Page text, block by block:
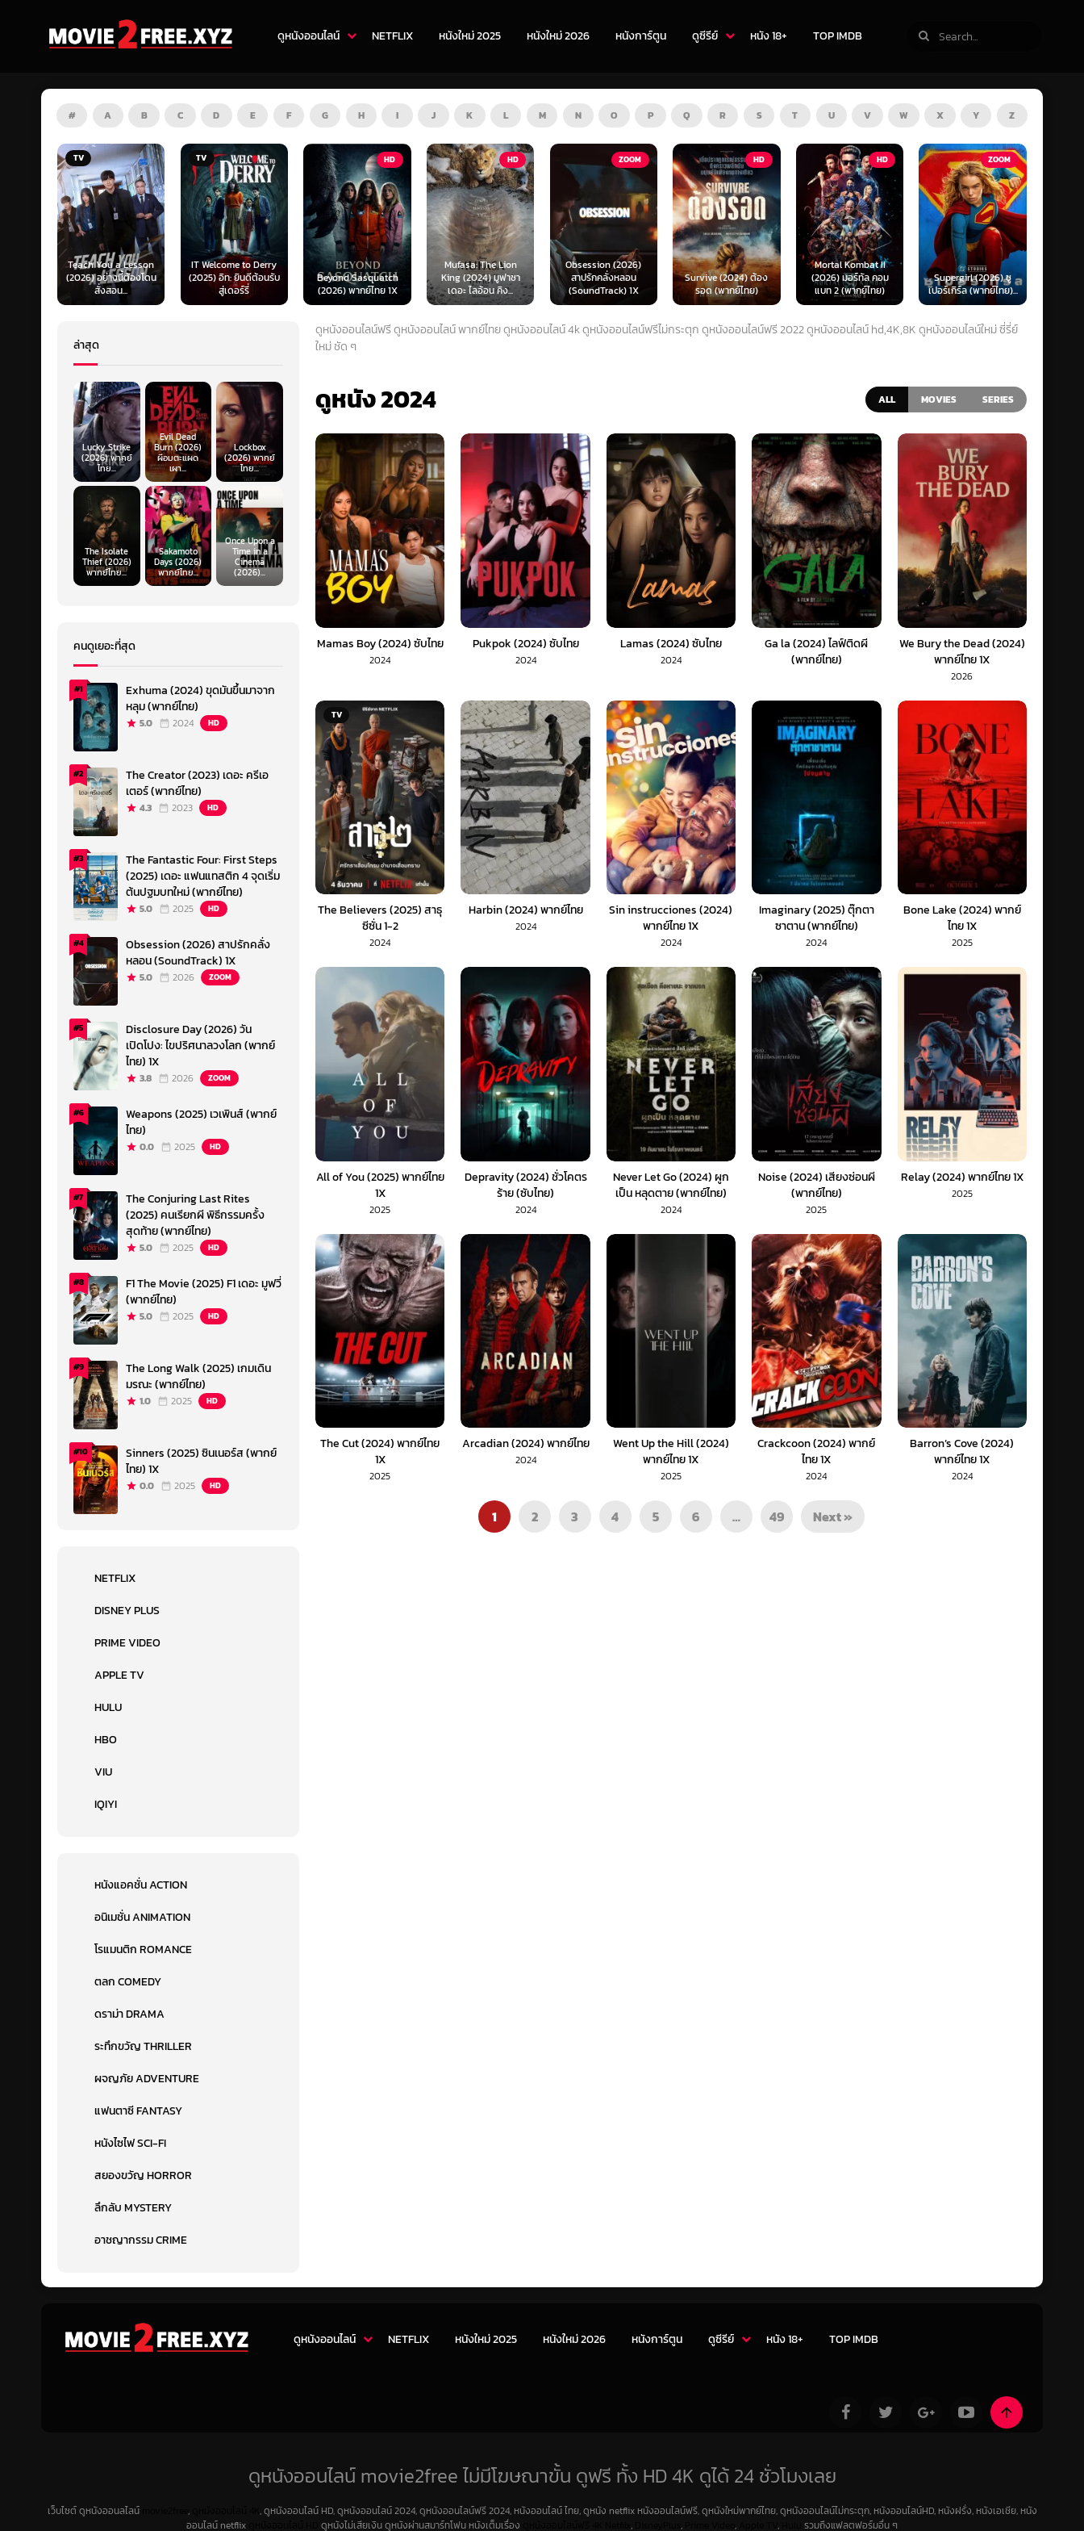
ดูหนังออนไลน์ NETFLIX หนังใหม่ 2025 หนังใหม่ 2026 หนังการ์ตูน ดูซีรีย์ หนัง 18+ TOP IMDB
# A B C D E F G H I J K L M N O P Q R S T U V W X Y Z
TV
IT Welcome to Derry
(2025) อิท: ยินดีต้อนรับ
สู่เดอร์รี่
HD
Beyond Sasquatch
(2026) พากย์ไทย 1X
HD
Mufasa: The Lion
King (2024) มูฟาซา
เดอะ ไลอ้อน คิง...
ZOOM
Obsession (2026)
สาปรักคลั่งหลอน
(SoundTrack) 1X
HD
Survive (2024) ต้อง
รอด (พากย์ไทย)
HD
Mortal Kombat II
(2026) มอร์ทัล คอม
แบท 2 (พากย์ไทย)
ZOOM
Supergirl (2026) ซู
เปอร์เกิร์ล (พากย์ไทย)...
HD
The Thursday
Murder Club (2025)
ชมรมไขคดีฆาตกรรมวัน
พฤหัส...
ดูหนังออนไลน์ฟรี ดูหนังออนไลน์ พากย์ไทย ดูหนังออนไลน์ 4k ดูหนังออนไลน์ฟรีไม่กระตุก ดูหนังออนไลน์ฟรี 2022 ดูหนังออนไลน์ hd,4K,8K ดูหนังออนไลน์ใหม่ ซี่รี่ย์
ใหม่ ชัด ๆ
ดูหนัง 2024 ALL MOVIES SERIES
Mamas Boy (2024) ซับไทย
2024
Pukpok (2024) ซับไทย
2024
Lamas (2024) ซับไทย
2024
Ga la (2024) ไลฟ์ติดผี
(พากย์ไทย)
We Bury the Dead (2024)
พากย์ไทย 1X
2026
TV
The Believers (2025) สาธุ
ซีซั่น 1-2
2024
Harbin (2024) พากย์ไทย
2024
Sin instrucciones (2024)
พากย์ไทย 1X
2024
Imaginary (2025) ตุ๊กตา
ซาตาน (พากย์ไทย)
2024
Bone Lake (2024) พากย์
ไทย 1X
2025
All of You (2025) พากย์ไทย
1X
2025
Depravity (2024) ชั่วโคตร
ร้าย (ซับไทย)
2024
Never Let Go (2024) ผูก
เป็น หลุดตาย (พากย์ไทย)
2024
Noise (2024) เสียงซ่อนผี
(พากย์ไทย)
2025
Relay (2024) พากย์ไทย 1X
2025
The Cut (2024) พากย์ไทย
1X
2025
Arcadian (2024) พากย์ไทย
2024
Went Up the Hill (2024)
พากย์ไทย 1X
2025
Crackcoon (2024) พากย์
ไทย 1X
2024
Barron’s Cove (2024)
พากย์ไทย 1X
2024
1 2 3 4 5 6 … 49 Next »
ล่าสุด
Lucky Strike
(2026) พากย์
ไทย...
Evil Dead
Burn (2026)
ผีอมตะแผด
เผา...
Lockbox
(2026) พากย์
ไทย...
The Isolate
Thief (2026)
พากย์ไทย...
Sakamoto
Days (2026)
พากย์ไทย...
Once Upon a
Time in a
Cinema
(2026)...
คนดูเยอะที่สุด
#1
Exhuma (2024) ขุดมันขึ้นมาจาก
หลุม (พากย์ไทย)
5.0 2024 HD
#2
The Creator (2023) เดอะ ครีเอ
เตอร์ (พากย์ไทย)
4.3 2023 HD
#3
The Fantastic Four: First Steps
(2025) เดอะ แฟนแทสติก 4 จุดเริ่ม
ต้นปฐมบทใหม่ (พากย์ไทย)
5.0 2025 HD
#4
Obsession (2026) สาปรักคลั่ง
หลอน (SoundTrack) 1X
5.0 2026 ZOOM
#5
Disclosure Day (2026) วัน
เปิดโปง: ไขปริศนาลวงโลก (พากย์
ไทย) 1X
3.8 2026 ZOOM
#6
Weapons (2025) เวเพินส์ (พากย์
ไทย)
0.0 2025 HD
#7
The Conjuring Last Rites
(2025) คนเรียกผี พิธีกรรมครั้ง
สุดท้าย (พากย์ไทย)
5.0 2025 HD
#8
F1 The Movie (2025) F1 เดอะ มูฟวี่
(พากย์ไทย)
5.0 2025 HD
#9
The Long Walk (2025) เกมเดิน
มรณะ (พากย์ไทย)
1.0 2025 HD
#10
Sinners (2025) ซินเนอร์ส (พากย์
ไทย) 1X
0.0 2025 HD
NETFLIX
DISNEY PLUS
PRIME VIDEO
APPLE TV
HULU
HBO
VIU
IQIYI
หนังแอคชั่น ACTION
อนิเมชั่น ANIMATION
โรแมนติก ROMANCE
ตลก COMEDY
ดราม่า DRAMA
ระทึกขวัญ THRILLER
ผจญภัย ADVENTURE
แฟนตาซี FANTASY
หนังไซไฟ SCI-FI
สยองขวัญ HORROR
ลึกลับ MYSTERY
อาชญากรรม CRIME
ดูหนังออนไลน์ NETFLIX หนังใหม่ 2025 หนังใหม่ 2026 หนังการ์ตูน ดูซีรีย์ หนัง 18+ TOP IMDB
ดูหนังออนไลน์ movie2free ไม่มีโฆษณาขั้น ดูฟรี ทั้ง HD 4K ดูได้ 24 ชั่วโมงเลย
เว็บไซต์ ดูหนังออนลไลน์ ,
, ดูหนังออนไลน์ HD, ดูหนังออนไลน์ 2024, ดูหนังออนไลน์ฟรี 2024, หนังออนไลน์ ไทย, ดูหนัง netflix หนังออนไลน์ฟรี, ดูหนังใหม่พากย์ไทย, ดูหนังออนไลน์ไม่กระตุก, หนังออนไลน์HD, หนังฝรั่ง, หนังเอเชีย, หนัง
ออนไลน์ netflix
ดูหนังไม่เสียเงิน ดูหนังผ่านสมาร์ทโฟน หนังเต็มเรื่อง , , , , รวมถึงแฟลตฟอร์มอื่น ๆ